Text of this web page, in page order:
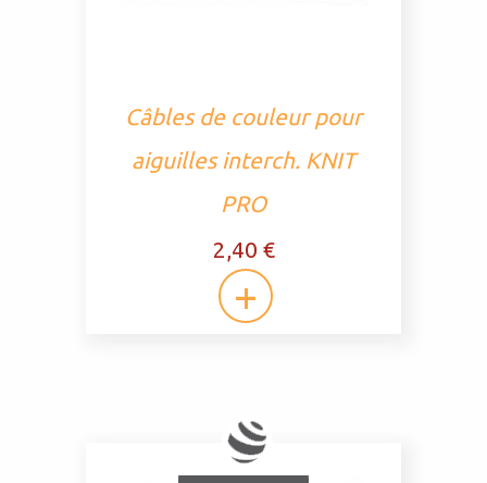
Câbles de couleur pour
aiguilles interch. KNIT
PRO
2,40 €